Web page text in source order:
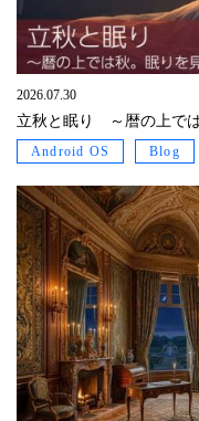
2026.07.30
立秋と眠り ～暦の上で
Android OS Blog